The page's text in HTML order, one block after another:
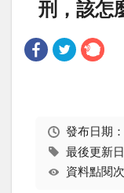
刑，該怎
發布日期：
最後更新
資料點閱